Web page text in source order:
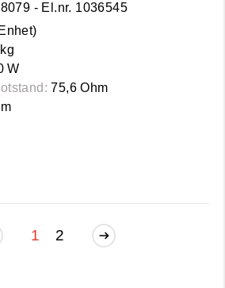
- El.nr. 1036545
W
75,6 Ohm
1 2